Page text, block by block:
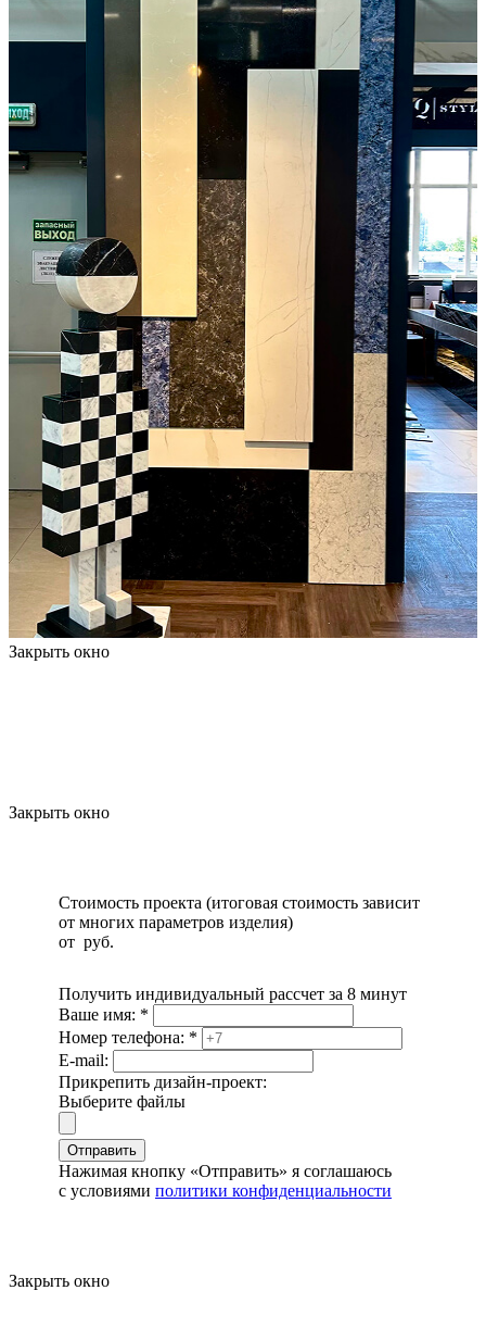
Закрыть окно
Закрыть окно
Стоимость проекта (итоговая стоимость зависит
от многих параметров изделия)
от руб.
Получить индивидуальный рассчет за 8 минут
Ваше имя: *
Номер телефона: *
E-mail:
Прикрепить дизайн-проект:
Выберите файлы
Отправить
Нажимая кнопку «Отправить» я соглашаюсь
с условиями политики конфиденциальности
Закрыть окно